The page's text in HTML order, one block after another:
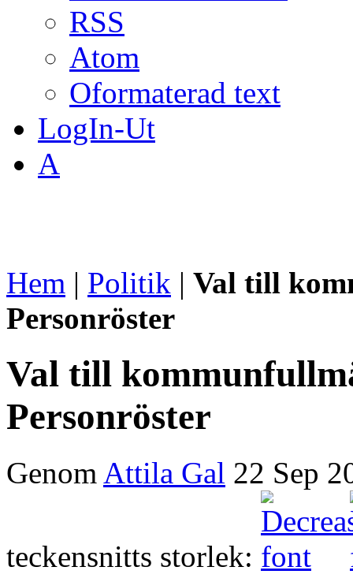
RSS
Atom
Oformaterad text
LogIn-Ut
A
Hem | Politik | Val till
Personröster
Val till
Personröster
Genom Attila Gal 22 Sep
teckensnitts storlek: